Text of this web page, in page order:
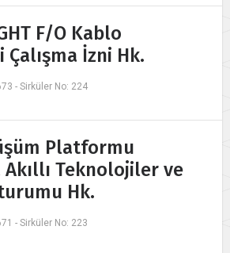
F/O Kablo
İzni Hk.
- Sirküler No: 224
Platformu
Teknolojiler ve
Hk.
- Sirküler No: 223